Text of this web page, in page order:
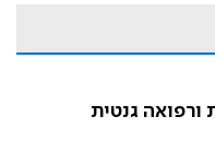
ורפואה גנטית